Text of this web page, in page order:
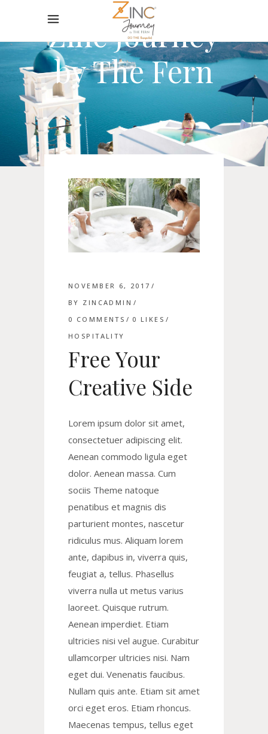
Zinc Journey
by The Fern
NOVEMBER 6, 2017
BY ZINCADMIN
0 COMMENTS
0 LIKES
HOSPITALITY
Free Your
Creative Side
Lorem ipsum dolor sit amet,
consectetuer adipiscing elit.
Aenean commodo ligula eget
dolor. Aenean massa. Cum
sociis Theme natoque
penatibus et magnis dis
parturient montes, nascetur
ridiculus mus. Aliquam lorem
ante, dapibus in, viverra quis,
feugiat a, tellus. Phasellus
viverra nulla ut metus varius
laoreet. Quisque rutrum.
Aenean imperdiet. Etiam
ultricies nisi vel augue. Curabitur
ullamcorper ultricies nisi. Nam
eget dui. Venenatis faucibus.
Nullam quis ante. Etiam sit amet
orci eget eros. Etiam rhoncus.
Maecenas tempus, tellus eget